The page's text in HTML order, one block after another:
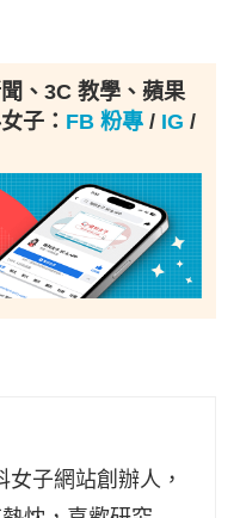
、3C 教學、蘋果
子： FB 粉專 / IG /
女子網站創辦人，